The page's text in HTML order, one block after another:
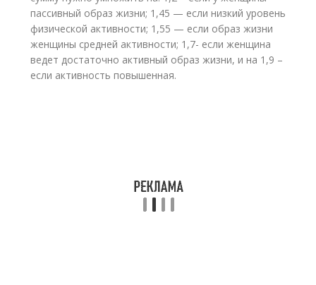
пассивный образ жизни; 1,45 — если низкий уровень
физической активности; 1,55 — если образ жизни
женщины средней активности; 1,7- если женщина
ведет достаточно активный образ жизни, и на 1,9 –
если активность повышенная.